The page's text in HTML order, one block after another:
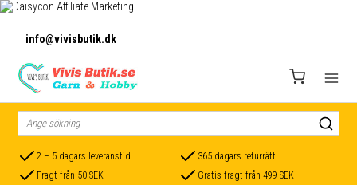
info@vivisbutik.dk
2 – 5 dagars leveranstid
365 dagars returrätt
Fragt från 50 SEK
Gratis fragt från 499 SEK